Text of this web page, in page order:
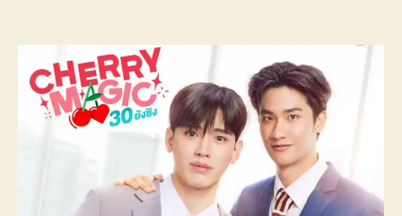
r
o
d
p
u
b
l
i
c
a
C
h
e
r
r
y
M
a
g